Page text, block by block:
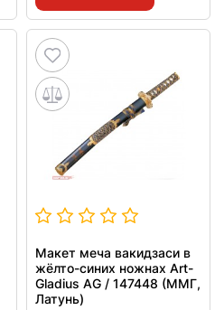
Макет меча вакидзаси в
жёлто-синих ножнах Art-
Gladius AG / 147448 (ММГ,
Латунь)